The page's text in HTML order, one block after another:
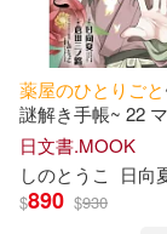
倉田三ノ
日向夏 (2)
日向夏(ヒ
東立(32)
ライセン
スクウェ
配送方式
薬屋のひと り ごと
謎解き手帳~ 22
ープ付特装版
日文書.MOOK
しのと うこ 日向
$890 $930